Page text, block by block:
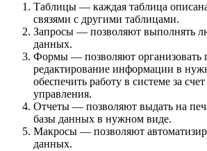
Таблицы — каждая таблица
связями с другими таблицами.
Запросы — позволяют выполнять
данных.
Формы — позволяют организовать
редактирование информации в
обеспечить работу в системе за
управления.
Отчеты — позволяют выдать на
базы данных в нужном виде.
Макросы — позволяют
данных.